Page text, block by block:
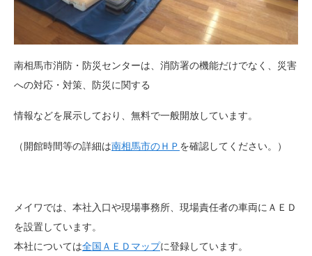
南相馬市消防・防災センターは、消防署の機能だけでなく、災害
への対応・対策、防災に関する
情報などを展示しており、無料で一般開放しています。
（開館時間等の詳細は南相馬市のＨＰ を確認してください。）
メイワでは、本社入口や現場事務所、現場責任者の車両にＡＥＤ
を設置しています。
本社については全国ＡＥＤマップに登録しています。